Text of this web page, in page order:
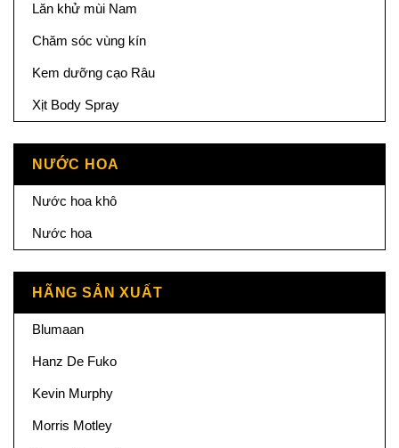
Lăn khử mùi Nam
Chăm sóc vùng kín
Kem dưỡng cạo Râu
Xịt Body Spray
NƯỚC HOA
Nước hoa khô
Nước hoa
HÃNG SẢN XUẤT
Blumaan
Hanz De Fuko
Kevin Murphy
Morris Motley